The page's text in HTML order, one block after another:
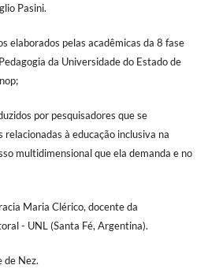
Pasini.
elaborados pelas acadêmicas da 8 fase
da Universidade do Estado de
por pesquisadores que se
à educação inclusiva na
multidimensional que ela demanda e no
Maria Clérico, docente da
- UNL (Santa Fé, Argentina).
de Nez.